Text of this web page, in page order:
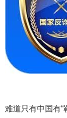
难道只有中国有“